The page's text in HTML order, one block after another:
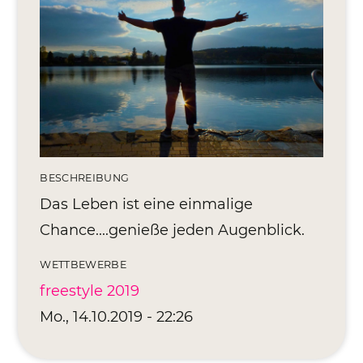
Editionen 2017–2021
FreeStyle 2021
FreeStyle 2020
FreeStyle 2019
FreeStyle 2018
FreeStyle 2017
Ateliers
BESCHREIBUNG
Das Leben ist eine einmalige
Chance....genieße jeden Augenblick.
WETTBEWERBE
freestyle 2019
Mo., 14.10.2019 - 22:26